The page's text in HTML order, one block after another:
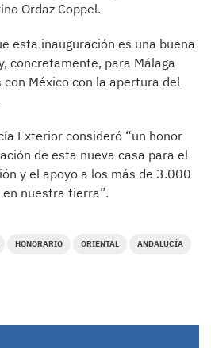
Ordaz Coppel.
esta inauguración es una buena
concretamente, para Málaga
con México con la apertura del
Exterior consideró “un honor
de esta nueva casa para el
y el apoyo a los más de 3.000
nuestra tierra”.
HONORARIO ORIENTAL ANDALUCÍA